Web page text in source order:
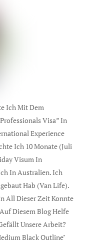
Ich Mit Dem
Visa” In
Experience
Ich 10 Monate (Juli
Visum In
In Australien. Ich
Hab (Van Life).
All Dieser Zeit Konnte
Diesem Blog Helfe
Unsere Arbeit?
Black Outline"